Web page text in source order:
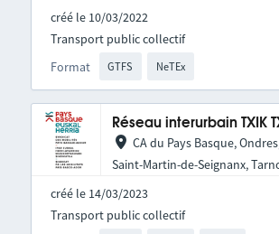
créé le 10/03/2022
Format GTFS NeTEx
Transport public collectif
Réseau interurbain TXIK
CA du Pays Basque,
Saint-Martin-de-Seignanx,
créé le 14/03/2023
Transport public collectif